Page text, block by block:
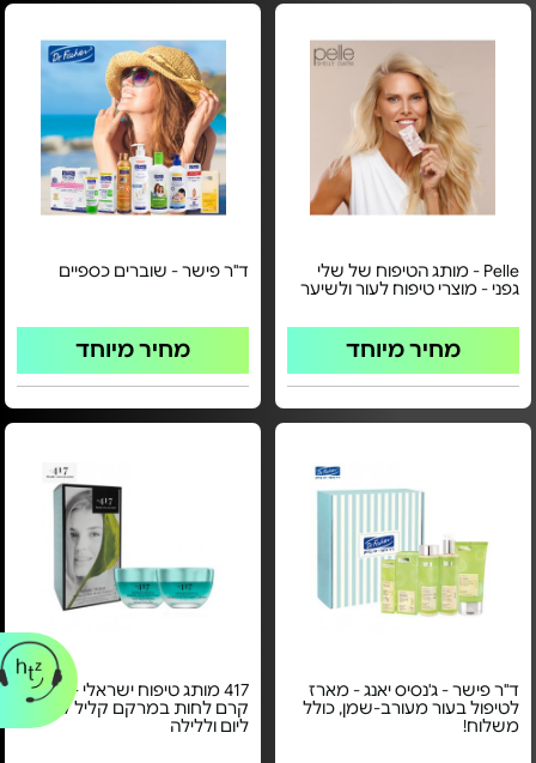
Pelle - מותג הטיפוח של שלי
גפני - מוצרי טיפוח לעור ולשיער
מחיר מיוחד
ד"ר פישר - שוברים כספיים
מחיר מיוחד
ד"ר פישר - ג'נסיס יאנג - מארז
לטיפול בעור מעורב-שמן, כולל
משלוח!
417 מותג טיפוח ישראלי - מארז
קרם לחות במרקם קליל לפנים
ליום וללילה